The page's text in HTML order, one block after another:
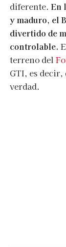
diferente. En
y maduro, el
divertido de
controlable.
terreno del
GTI, es decir,
verdad.